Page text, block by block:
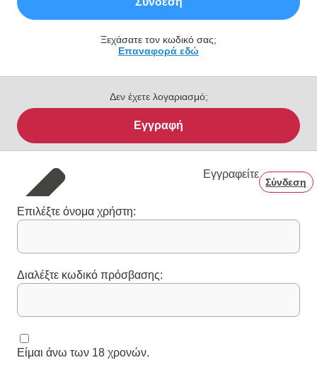
Ξεχάσατε τον κωδικό σας;
Επαναφορά εδώ
Δεν έχετε λογαριασμό;
Εγγραφή
Εγγραφείτε
Σύνδεση
Επιλέξτε όνομα χρήστη:
Διαλέξτε κωδικό πρόσβασης:
Είμαι άνω των 18 χρονών.